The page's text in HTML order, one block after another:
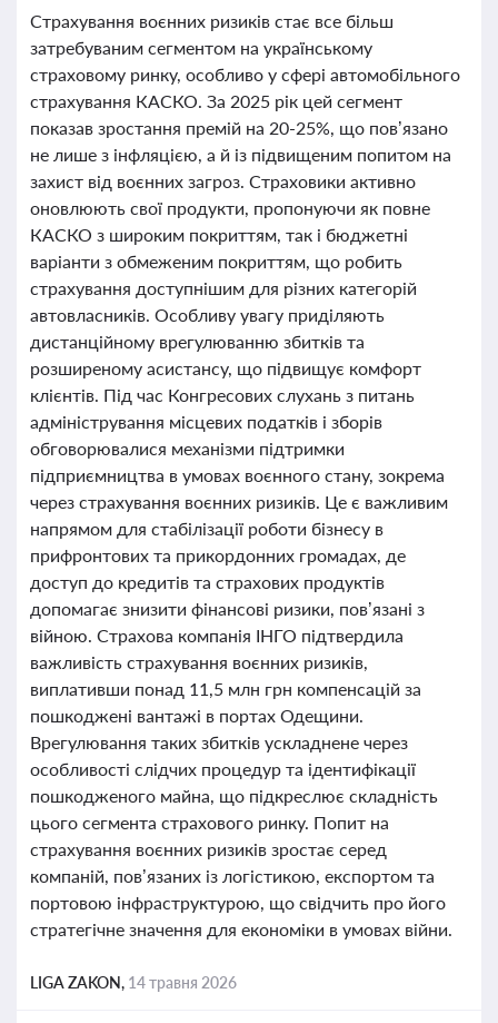
Страхування воєнних ризиків стає все більш
затребуваним сегментом на українському
страховому ринку, особливо у сфері автомобільного
страхування КАСКО. За 2025 рік цей сегмент
показав зростання премій на 20-25%, що пов’язано
не лише з інфляцією, а й із підвищеним попитом на
захист від воєнних загроз. Страховики активно
оновлюють свої продукти, пропонуючи як повне
КАСКО з широким покриттям, так і бюджетні
варіанти з обмеженим покриттям, що робить
страхування доступнішим для різних категорій
автовласників. Особливу увагу приділяють
дистанційному врегулюванню збитків та
розширеному асистансу, що підвищує комфорт
клієнтів. Під час Конгресових слухань з питань
адміністрування місцевих податків і зборів
обговорювалися механізми підтримки
підприємництва в умовах воєнного стану, зокрема
через страхування воєнних ризиків. Це є важливим
напрямом для стабілізації роботи бізнесу в
прифронтових та прикордонних громадах, де
доступ до кредитів та страхових продуктів
допомагає знизити фінансові ризики, пов’язані з
війною. Страхова компанія ІНГО підтвердила
важливість страхування воєнних ризиків,
виплативши понад 11,5 млн грн компенсацій за
пошкоджені вантажі в портах Одещини.
Врегулювання таких збитків ускладнене через
особливості слідчих процедур та ідентифікації
пошкодженого майна, що підкреслює складність
цього сегмента страхового ринку. Попит на
страхування воєнних ризиків зростає серед
компаній, пов’язаних із логістикою, експортом та
портовою інфраструктурою, що свідчить про його
стратегічне значення для економіки в умовах війни.
LIGA ZAKON, 14 травня 2026